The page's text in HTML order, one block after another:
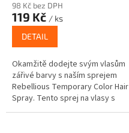
98 Kč bez DPH
119 Kč / ks
DETAIL
Okamžitě dodejte svým vlasům
zářivé barvy s naším sprejem
Rebellious Temporary Color Hair
Spray. Tento sprej na vlasy s
nízkým nasazením je ideální pro